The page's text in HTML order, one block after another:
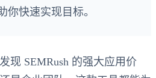
你快速实现目标。
现 SEMRush 的强大应用价